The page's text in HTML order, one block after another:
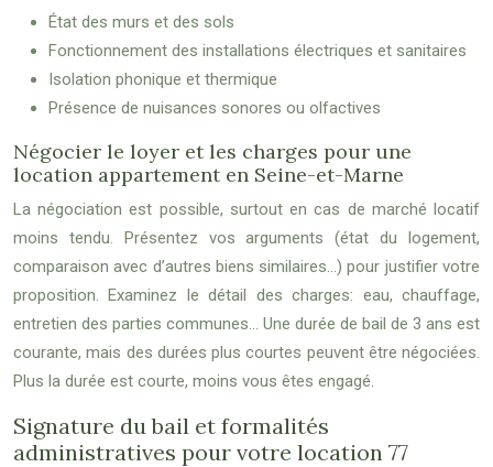
État des murs et des sols
Fonctionnement des installations électriques et sanitaires
Isolation phonique et thermique
Présence de nuisances sonores ou olfactives
Négocier le loyer et les charges pour une
location appartement en Seine-et-Marne
La négociation est possible, surtout en cas de marché locatif
moins tendu. Présentez vos arguments (état du logement,
comparaison avec d’autres biens similaires…) pour justifier votre
proposition. Examinez le détail des charges: eau, chauffage,
entretien des parties communes… Une durée de bail de 3 ans est
courante, mais des durées plus courtes peuvent être négociées.
Plus la durée est courte, moins vous êtes engagé.
Signature du bail et formalités
administratives pour votre location 77